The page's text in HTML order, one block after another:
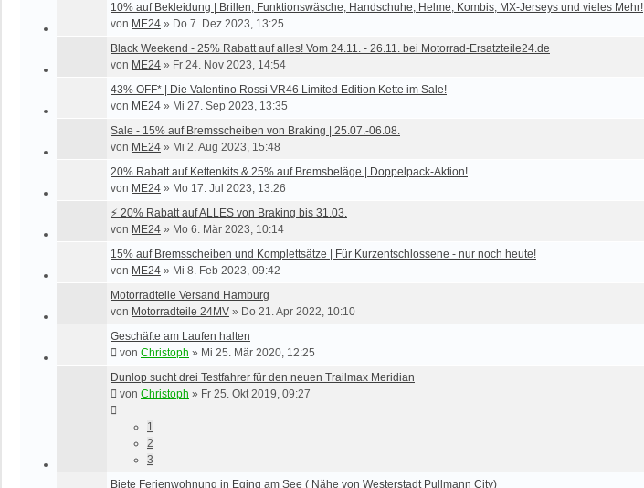
10% auf Bekleidung | Brillen, Funktionswäsche, Handschuhe, Helme, Kombis, MX-Jerseys und vieles Mehr!
von ME24 » Do 7. Dez 2023, 13:25
Black Weekend - 25% Rabatt auf alles! Vom 24.11. - 26.11. bei Motorrad-Ersatzteile24.de
von ME24 » Fr 24. Nov 2023, 14:54
43% OFF* | Die Valentino Rossi VR46 Limited Edition Kette im Sale!
von ME24 » Mi 27. Sep 2023, 13:35
Sale - 15% auf Bremsscheiben von Braking | 25.07.-06.08.
von ME24 » Mi 2. Aug 2023, 15:48
20% Rabatt auf Kettenkits & 25% auf Bremsbeläge | Doppelpack-Aktion!
von ME24 » Mo 17. Jul 2023, 13:26
⚡ 20% Rabatt auf ALLES von Braking bis 31.03.
von ME24 » Mo 6. Mär 2023, 10:14
15% auf Bremsscheiben und Komplettsätze | Für Kurzentschlossene - nur noch heute!
von ME24 » Mi 8. Feb 2023, 09:42
Motorradteile Versand Hamburg
von Motorradteile 24MV » Do 21. Apr 2022, 10:10
Geschäfte am Laufen halten
von Christoph » Mi 25. Mär 2020, 12:25
Dunlop sucht drei Testfahrer für den neuen Trailmax Meridian
von Christoph » Fr 25. Okt 2019, 09:27
1
2
3
Biete Ferienwohnung in Eging am See ( Nähe von Westerstadt Pullmann City)